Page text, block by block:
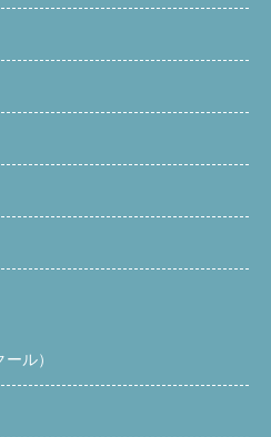
} else
} }); 続きを読む
ル）